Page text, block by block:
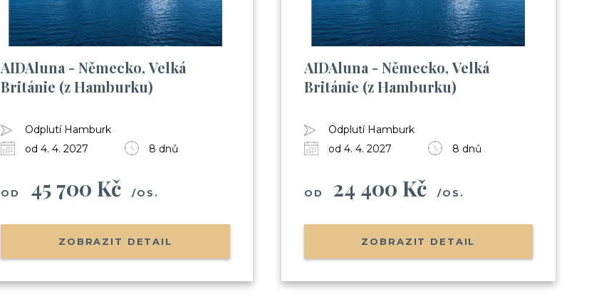
AIDAluna - Německo, Velká
Británie (z Hamburku)
Odplutí Hamburk
od 4. 4. 2027
8 dnů
OD 45 700 Kč /OS.
ZOBRAZIT DETAIL
AIDAluna - Německo, Velká
Británie (z Hamburku)
Odplutí Hamburk
od 4. 4. 2027
8 dnů
OD 24 400 Kč /OS.
ZOBRAZIT DETAIL